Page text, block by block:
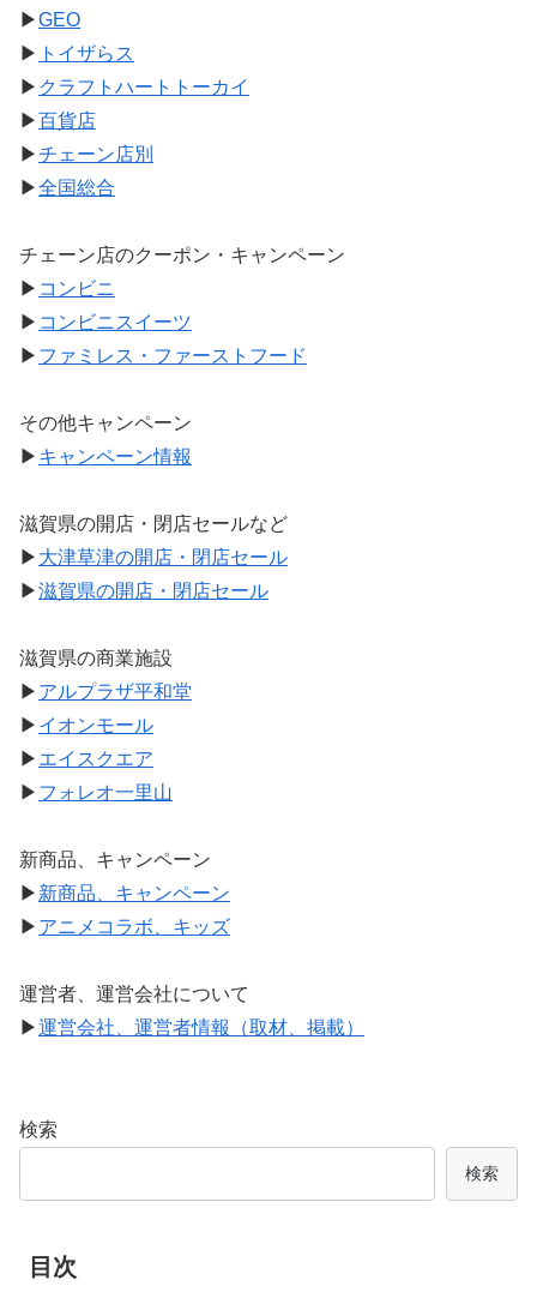
▶GEO
▶ トイザらス
▶ クラフトハートトーカイ
▶百貨店
▶チェーン店別
▶全国総合
チェーン店のクーポン・キャンペーン
▶ コンビニ
▶ コンビニスイーツ
▶ ファミレス・ファーストフード
その他キャンペーン
▶ キャンペーン情報
滋賀県の開店・閉店セールなど
▶ 大津草津の開店・閉店セール
▶滋賀県の開店・閉店セール
滋賀県の商業施設
▶ アルプラザ平和堂
▶ イオンモール
▶ エイスクエア
▶ フォレオ一里山
新商品、キャンペーン
▶ 新商品、キャンペーン
▶ アニメコラボ、キッズ
運営者、運営会社について
▶運営会社、運営者情報（取材、掲載）
検索
検索
目次